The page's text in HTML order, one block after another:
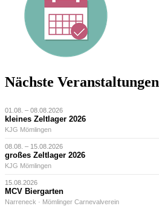
Nächste Veranstaltungen
01.08. – 08.08.2026
kleines Zeltlager 2026
KJG Mömlingen
08.08. – 15.08.2026
großes Zeltlager 2026
KJG Mömlingen
15.08.2026
MCV Biergarten
Narreneck · Mömlinger Carnevalverein